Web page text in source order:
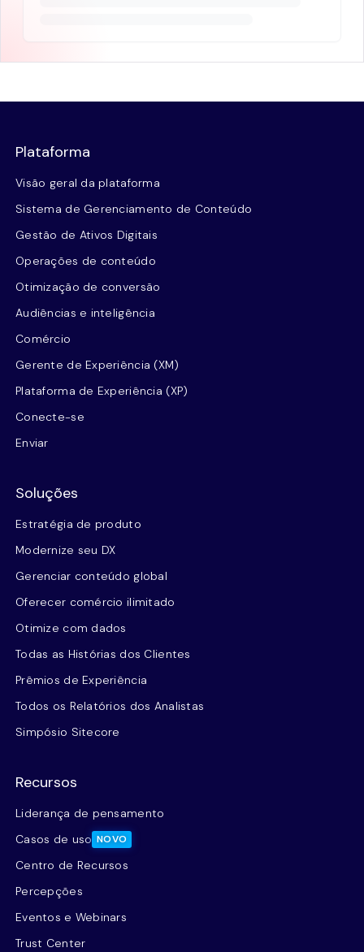
Plataforma
Visão geral da plataforma
Sistema de Gerenciamento de Conteúdo
Gestão de Ativos Digitais
Operações de conteúdo
Otimização de conversão
Audiências e inteligência
Comércio
Gerente de Experiência (XM)
Plataforma de Experiência (XP)
Conecte-se
Enviar
Soluções
Estratégia de produto
Modernize seu DX
Gerenciar conteúdo global
Oferecer comércio ilimitado
Otimize com dados
Todas as Histórias dos Clientes
Prêmios de Experiência
Todos os Relatórios dos Analistas
Simpósio Sitecore
Recursos
Liderança de pensamento
Casos de uso NOVO
Centro de Recursos
Percepções
Eventos e Webinars
Trust Center